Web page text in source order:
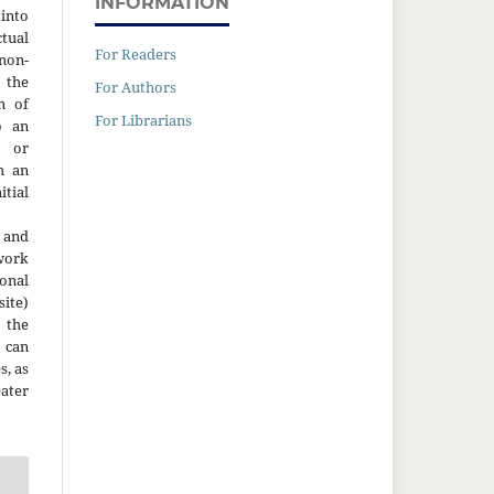
of
an
or
an
as
For Readers
For Authors
For Librarians